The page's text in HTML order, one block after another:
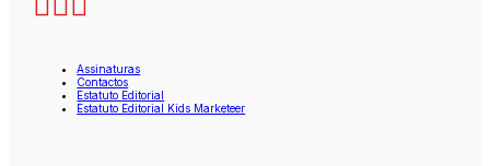
Assinaturas
Contactos
Estatuto Editorial
Estatuto Editorial Kids Marketeer